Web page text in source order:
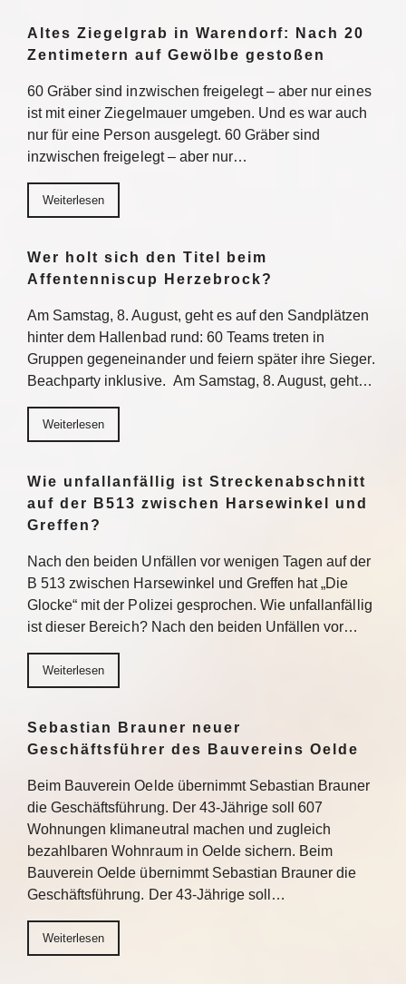
Altes Ziegelgrab in Warendorf: Nach 20
Zentimetern auf Gewölbe gestoßen
60 Gräber sind inzwischen freigelegt – aber nur eines
ist mit einer Ziegelmauer umgeben. Und es war auch
nur für eine Person ausgelegt. 60 Gräber sind
inzwischen freigelegt – aber nur…
Weiterlesen
Wer holt sich den Titel beim
Affentenniscup Herzebrock?
Am Samstag, 8. August, geht es auf den Sandplätzen
hinter dem Hallenbad rund: 60 Teams treten in
Gruppen gegeneinander und feiern später ihre Sieger.
Beachparty inklusive. Am Samstag, 8. August, geht…
Weiterlesen
Wie unfallanfällig ist Streckenabschnitt
auf der B513 zwischen Harsewinkel und
Greffen?
Nach den beiden Unfällen vor wenigen Tagen auf der
B 513 zwischen Harsewinkel und Greffen hat „Die
Glocke“ mit der Polizei gesprochen. Wie unfallanfällig
ist dieser Bereich? Nach den beiden Unfällen vor…
Weiterlesen
Sebastian Brauner neuer
Geschäftsführer des Bauvereins Oelde
Beim Bauverein Oelde übernimmt Sebastian Brauner
die Geschäftsführung. Der 43-Jährige soll 607
Wohnungen klimaneutral machen und zugleich
bezahlbaren Wohnraum in Oelde sichern. Beim
Bauverein Oelde übernimmt Sebastian Brauner die
Geschäftsführung. Der 43-Jährige soll…
Weiterlesen